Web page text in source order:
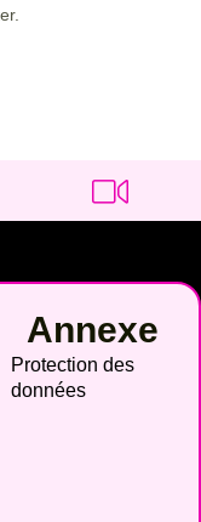
Annexe
Protection des
données